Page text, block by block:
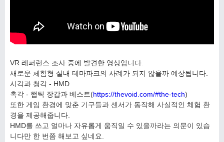
VR 레퍼런스 조사 중에 발견한 영상입니다.
새로운 체험형 실내 테마파크의 사례가 되지 않을까 예상됩니다.
시각과 청각 - HMD
촉각 - 햅틱 장갑과 베스트(https://thevoid.com/#the-tech)
또한 게임 환경에 맞춘 기구들과 센서가 동작해 사실적인 체험 환
경을 제공해줍니다.
HMD를 쓰고 얼마나 자유롭게 움직일 수 있을까라는 의문이 있습
니다만 한 번쯤 해보고 싶네요.